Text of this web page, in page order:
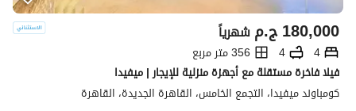
ج.م180,000 شهرياً
4
4
356 متر مربع
فيلا فاخرة مستقلة مع أجهزة منزلية للإيجار | ميفيدا
كومباوند ميفيدا، التجمع الخامس، القاهرة الجديدة، القاهرة